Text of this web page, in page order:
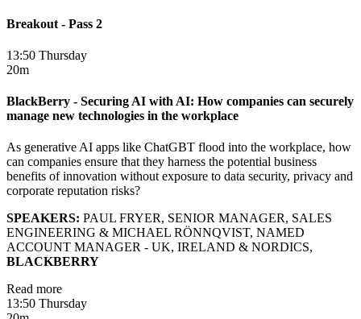
Breakout - Pass 2
13:50 Thursday
20m
BlackBerry - Securing AI with AI: How companies can securely
manage new technologies in the workplace
As generative AI apps like ChatGBT flood into the workplace, how
can companies ensure that they harness the potential business
benefits of innovation without exposure to data security, privacy and
corporate reputation risks?
SPEAKERS: PAUL FRYER, SENIOR MANAGER, SALES
ENGINEERING & MICHAEL RÖNNQVIST, NAMED
ACCOUNT MANAGER - UK, IRELAND & NORDICS,
BLACKBERRY
Read more
13:50 Thursday